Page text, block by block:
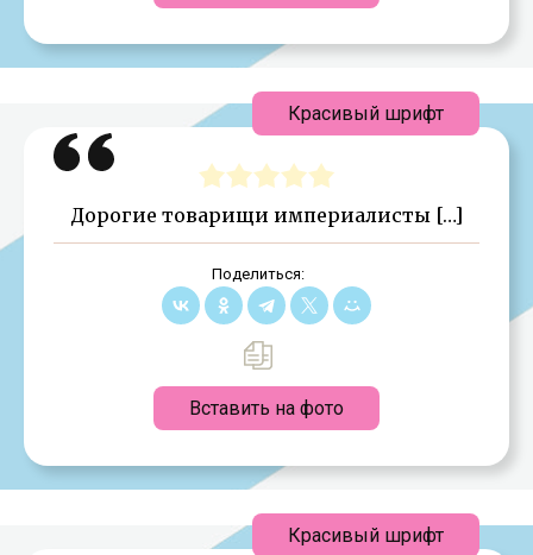
Дорогие товарищи империалисты […]
Поделиться:
Вставить на фото
Красивый шрифт
Красивый шрифт